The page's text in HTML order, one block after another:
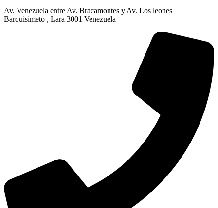
Av. Venezuela entre Av. Bracamontes y Av. Los leones
Barquisimeto , Lara 3001 Venezuela